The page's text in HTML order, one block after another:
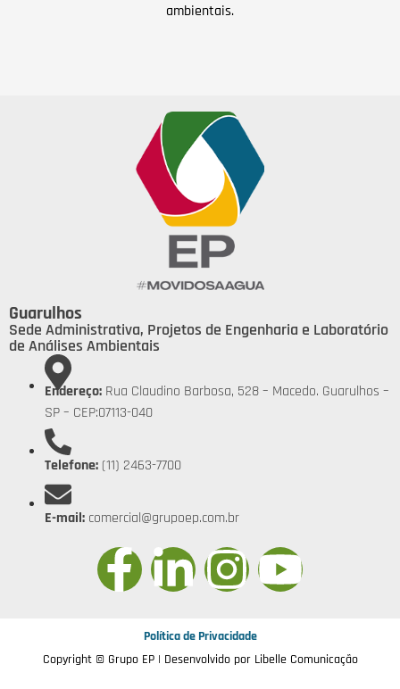
ambientais.
Guarulhos
Sede Administrativa, Projetos de Engenharia e Laboratório
de Análises Ambientais
Endereço: Rua Claudino Barbosa, 528 – Macedo. Guarulhos –
SP – CEP:07113-040
Telefone: (11) 2463-7700
E-mail: comercial@grupoep.com.br
Política de Privacidade
Copyright © Grupo EP | Desenvolvido por Libelle Comunicação